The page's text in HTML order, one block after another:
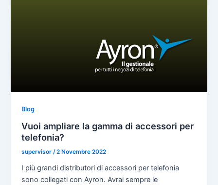
Blog
Vuoi ampliare la gamma di accessori per
telefonia?
supervisor/2 Novembre 2022
I più grandi distributori di accessori per telefonia
sono collegati con Ayron. Avrai sempre le